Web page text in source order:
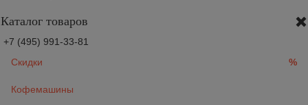
Каталог товаров
+7 (495) 991-33-81
Скидки
%
Кофемашины